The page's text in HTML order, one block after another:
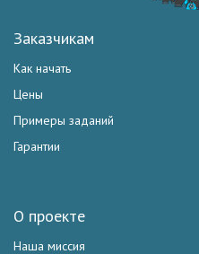
Заказчикам
Как начать
Цены
Примеры заданий
Гарантии
О проекте
Наша миссия